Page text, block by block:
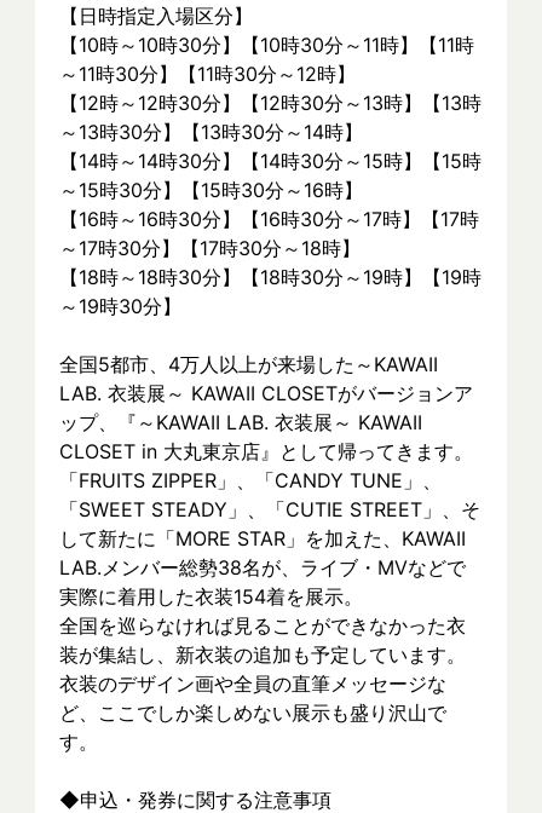
【日時指定入場区分】
【10時～10時30分】【10時30分～11時】【11時
～11時30分】【11時30分～12時】
【12時～12時30分】【12時30分～13時】【13時
～13時30分】【13時30分～14時】
【14時～14時30分】【14時30分～15時】【15時
～15時30分】【15時30分～16時】
【16時～16時30分】【16時30分～17時】【17時
～17時30分】【17時30分～18時】
【18時～18時30分】【18時30分～19時】【19時
～19時30分】
全国5都市、4万⼈以上が来場した～KAWAII
LAB. 衣装展～ KAWAII CLOSETがバージョンア
ップ、『～KAWAII LAB. 衣装展～ KAWAII
CLOSET in 大丸東京店』として帰ってきます。
「FRUITS ZIPPER」、「CANDY TUNE」、
「SWEET STEADY」、「CUTIE STREET」、そ
して新たに「MORE STAR」を加えた、KAWAII
LAB.メンバー総勢38名が、ライブ・MVなどで
実際に着⽤した衣装154着を展示。
全国を巡らなければ見ることができなかった衣
装が集結し、新⾐装の追加も予定しています。
衣装のデザイン画や全員の直筆メッセージな
ど、ここでしか楽しめない展示も盛り沢山で
す。
◆申込・発券に関する注意事項